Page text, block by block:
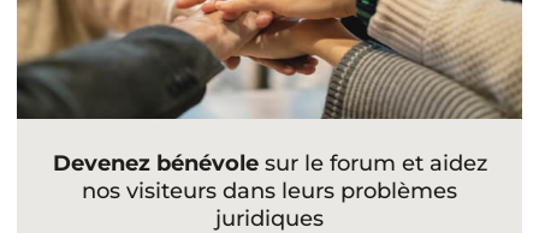
Devenez bénévolesur le forum et aidez
nos visiteurs dans leurs problèmes
juridiques